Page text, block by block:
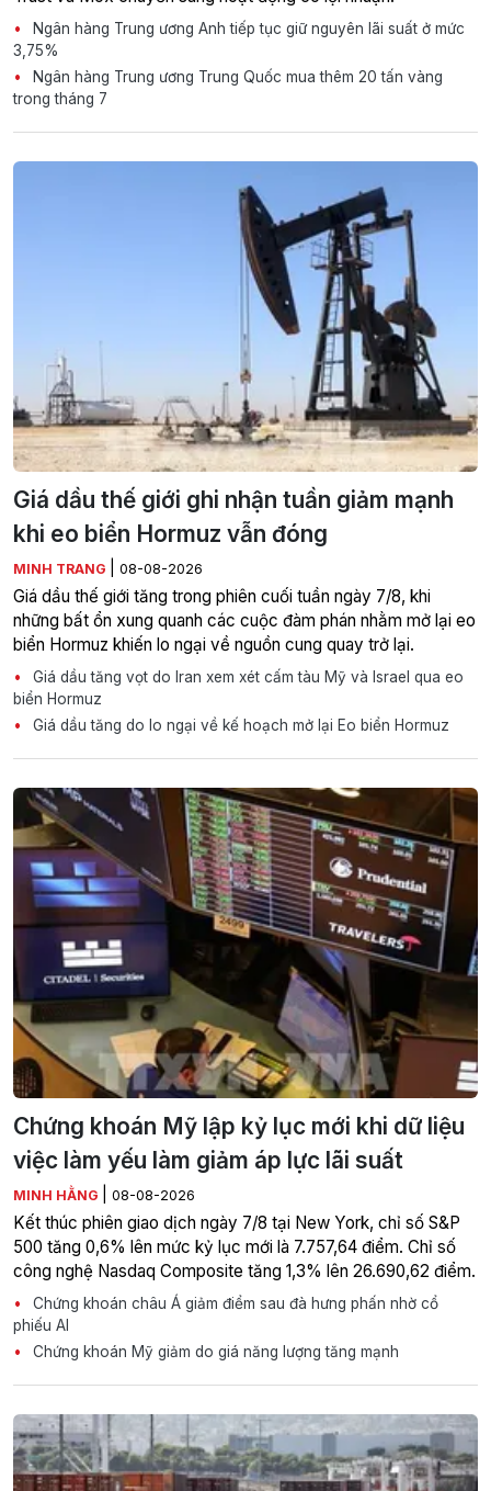
Ngân hàng Trung ương Anh tiếp tục giữ nguyên lãi suất ở mức
3,75%
Ngân hàng Trung ương Trung Quốc mua thêm 20 tấn vàng
trong tháng 7
Giá dầu thế giới ghi nhận tuần giảm mạnh
khi eo biển Hormuz vẫn đóng
MINH TRANG 08-08-2026
Giá dầu thế giới tăng trong phiên cuối tuần ngày 7/8, khi
những bất ổn xung quanh các cuộc đàm phán nhằm mở lại eo
biển Hormuz khiến lo ngại về nguồn cung quay trở lại.
Giá dầu tăng vọt do Iran xem xét cấm tàu Mỹ và Israel qua eo
biển Hormuz
Giá dầu tăng do lo ngại về kế hoạch mở lại Eo biển Hormuz
Chứng khoán Mỹ lập kỷ lục mới khi dữ liệu
việc làm yếu làm giảm áp lực lãi suất
MINH HẰNG 08-08-2026
Kết thúc phiên giao dịch ngày 7/8 tại New York, chỉ số S&P
500 tăng 0,6% lên mức kỷ lục mới là 7.757,64 điểm. Chỉ số
công nghệ Nasdaq Composite tăng 1,3% lên 26.690,62 điểm.
Chứng khoán châu Á giảm điểm sau đà hưng phấn nhờ cổ
phiếu AI
Chứng khoán Mỹ giảm do giá năng lượng tăng mạnh